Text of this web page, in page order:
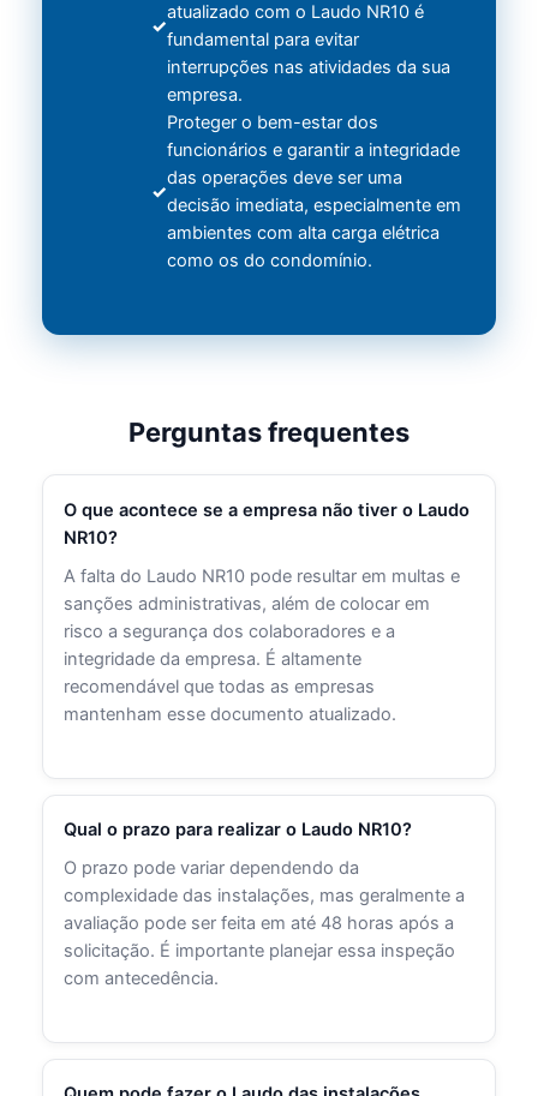
atualizado com o Laudo NR10 é
fundamental para evitar
interrupções nas atividades da sua
empresa.
Proteger o bem-estar dos
funcionários e garantir a integridade
das operações deve ser uma
decisão imediata, especialmente em
ambientes com alta carga elétrica
como os do condomínio.
Perguntas frequentes
O que acontece se a empresa não tiver o Laudo
NR10?
A falta do Laudo NR10 pode resultar em multas e
sanções administrativas, além de colocar em
risco a segurança dos colaboradores e a
integridade da empresa. É altamente
recomendável que todas as empresas
mantenham esse documento atualizado.
Qual o prazo para realizar o Laudo NR10?
O prazo pode variar dependendo da
complexidade das instalações, mas geralmente a
avaliação pode ser feita em até 48 horas após a
solicitação. É importante planejar essa inspeção
com antecedência.